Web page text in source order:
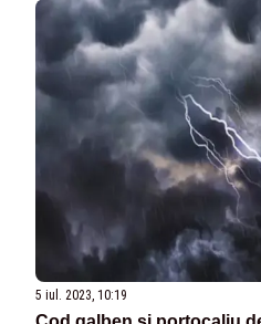
5 iul. 2023, 10:19